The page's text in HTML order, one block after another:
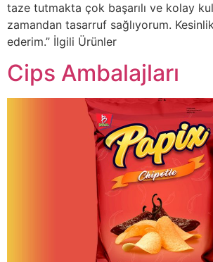
taze tutmakta çok başarılı ve kolay
zamandan tasarruf sağlıyorum.
ederim.” İlgili Ürünler
Cips Ambalajları